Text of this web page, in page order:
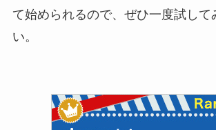
て始められるので、ぜひ一度試して
い。